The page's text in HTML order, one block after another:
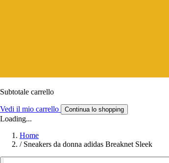
Subtotale carrello
Vedi il mio carrello Continua lo shopping
Loading...
Home
/ Sneakers da donna adidas Breaknet Sleek